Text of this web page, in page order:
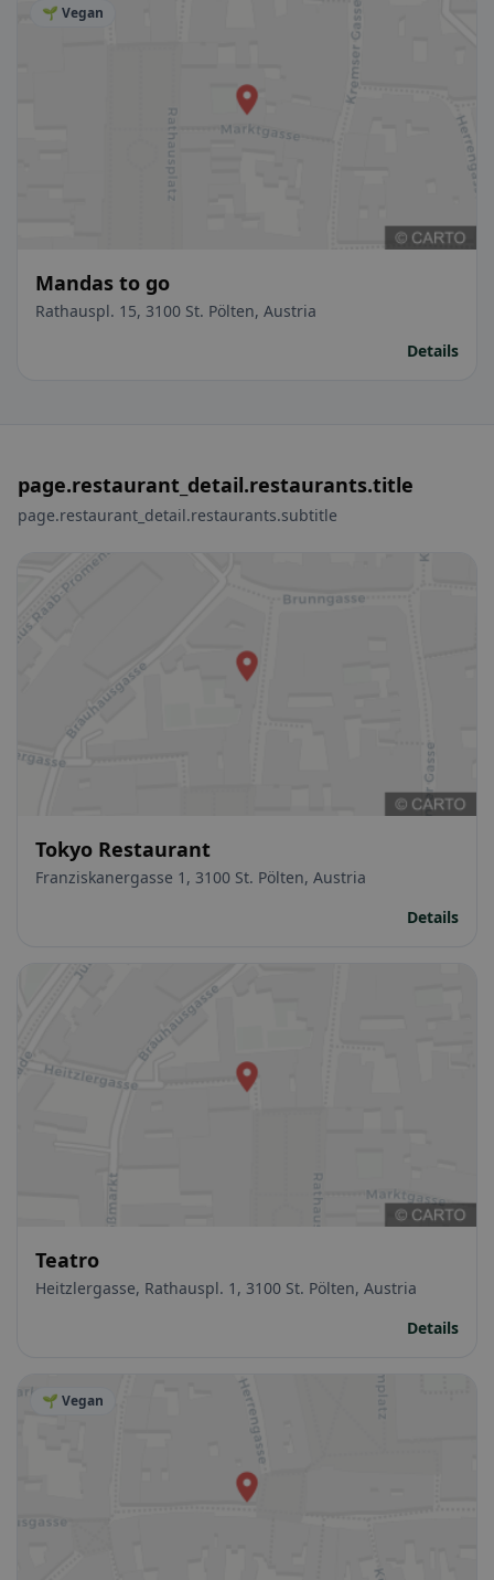
🌱 Vegan
Mandas to go
Rathauspl. 15, 3100 St. Pölten, Austria
Details
page.restaurant_detail.restaurants.title
page.restaurant_detail.restaurants.subtitle
Tokyo Restaurant
Franziskanergasse 1, 3100 St. Pölten, Austria
Details
Teatro
Heitzlergasse, Rathauspl. 1, 3100 St. Pölten, Austria
Details
🌱 Vegan